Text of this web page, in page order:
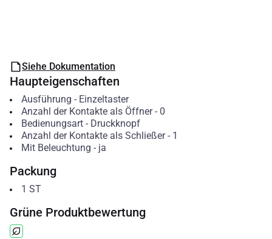
Siehe Dokumentation
Haupteigenschaften
Ausführung - Einzeltaster
Anzahl der Kontakte als Öffner- 0
Bedienungsart- Druckknopf
Anzahl der Kontakte als Schließer- 1
Mit Beleuchtung - ja
Packung
1 ST
Grüne Produktbewertung